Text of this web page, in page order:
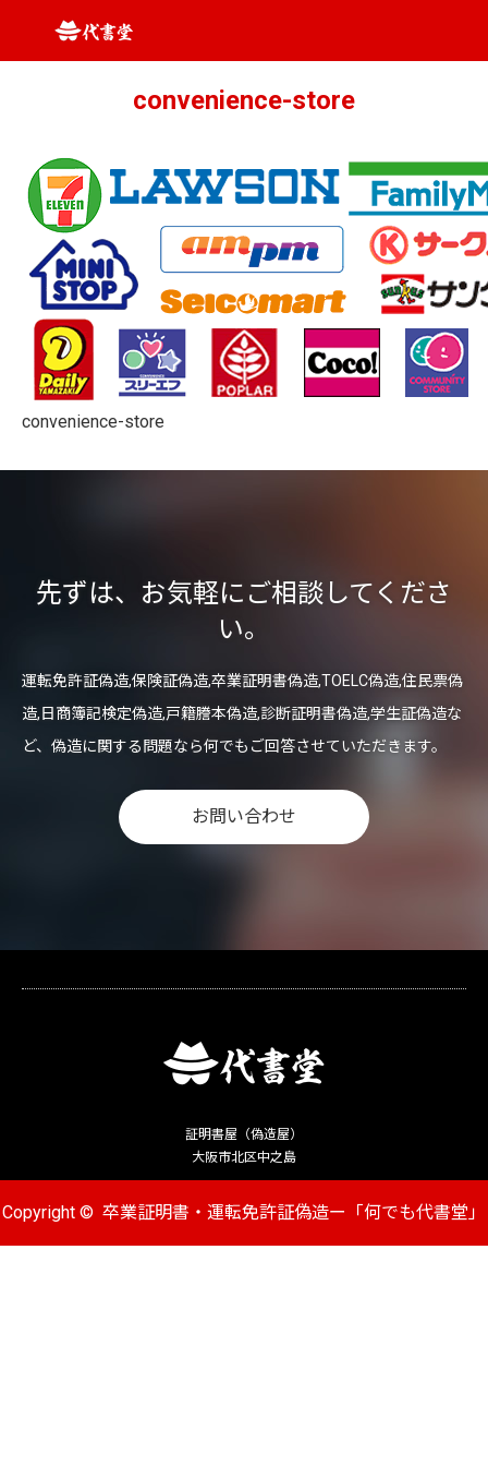
convenience-store
convenience-store
先ずは、お気軽にご相談してくださ
い。
運転免許証偽造,保険証偽造,卒業証明書偽造,TOELC偽造,住民票偽
造,日商簿記検定偽造,戸籍謄本偽造,診断証明書偽造,学生証偽造な
ど、偽造に関する問題なら何でもご回答させていただきます。
お問い合わせ
証明書屋（偽造屋）
大阪市北区中之島
Copyright © 卒業証明書・運転免許証偽造ー「何でも代書堂」